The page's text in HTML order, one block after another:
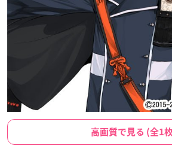
高画質で見る (全1